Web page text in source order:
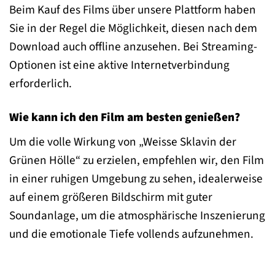
Beim Kauf des Films über unsere Plattform haben
Sie in der Regel die Möglichkeit, diesen nach dem
Download auch offline anzusehen. Bei Streaming-
Optionen ist eine aktive Internetverbindung
erforderlich.
Wie kann ich den Film am besten genießen?
Um die volle Wirkung von „Weisse Sklavin der
Grünen Hölle“ zu erzielen, empfehlen wir, den Film
in einer ruhigen Umgebung zu sehen, idealerweise
auf einem größeren Bildschirm mit guter
Soundanlage, um die atmosphärische Inszenierung
und die emotionale Tiefe vollends aufzunehmen.